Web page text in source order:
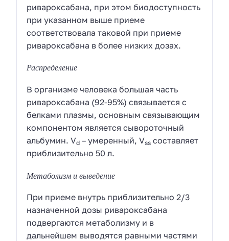
ривароксабана, при этом биодоступность
при указанном выше приеме
соответствовала таковой при приеме
ривароксабана в более низких дозах.
Распределение
В организме человека большая часть
ривароксабана (92-95%) связывается с
белками плазмы, основным связывающим
компонентом является сывороточный
альбумин. Vd – умеренный, Vss составляет
приблизительно 50 л.
Метаболизм и выведение
При приеме внутрь приблизительно 2/3
назначенной дозы ривароксабана
подвергаются метаболизму и в
дальнейшем выводятся равными частями